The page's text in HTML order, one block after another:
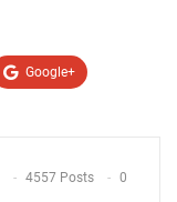
Google+
4557 Posts 0